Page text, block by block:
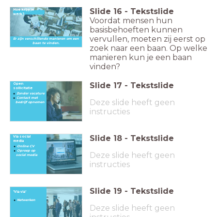
Hoe krijg je
werk?
Er zijn verschillende manieren om een
baan te vinden.
Slide 16 - Tekstslide
Voordat mensen hun
basisbehoeften kunnen
vervullen, moeten zij eerst op
zoek naar een baan. Op welke
manieren kun je een baan
vinden?
Open
sollicitatie
Zonder vacature
Contact met
bedrijf opnemen
Slide 17 - Tekstslide
Deze slide heeft geen
instructies
Via social
media
Online CV
Oproep op
social media
Slide 18 - Tekstslide
Deze slide heeft geen
instructies
'Via via'
Netwerken
Slide 19 - Tekstslide
Deze slide heeft geen